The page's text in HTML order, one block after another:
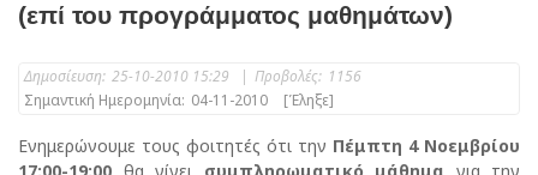
(επί του προγράμματος μαθημάτων)
Δημοσίευση: 25-10-2010 15:29 | Προβολές: 1156
Σημαντική Ημερομηνία: 04-11-2010 [Έληξε]
Ενημερώνουμε τους φοιτητές ότι την Πέμπτη 4 Νοεμβρίου